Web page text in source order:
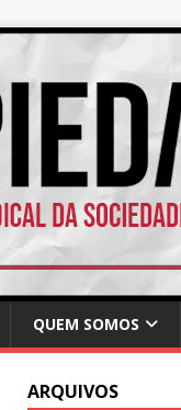
QUEM SOMOS
ARQUIVOS